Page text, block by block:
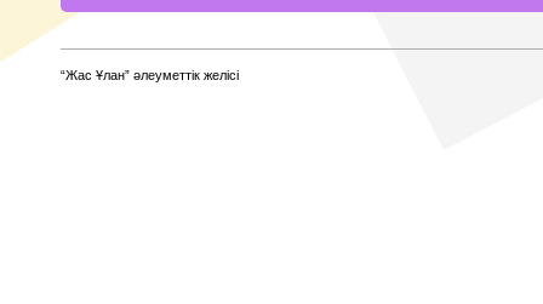
“Жас Ұлан” әлеуметтік желісі